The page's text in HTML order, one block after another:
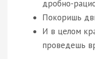
дробно-
Покоришь
И в целом
проведешь